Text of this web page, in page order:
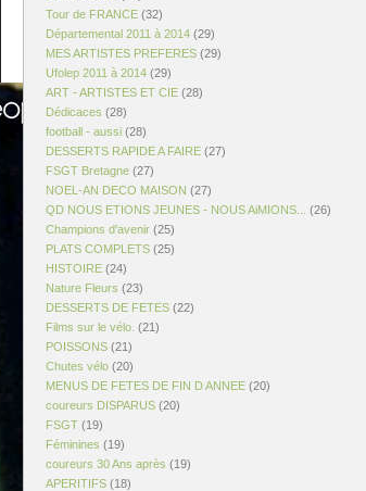
Tour de FRANCE (32)
Départemental 2011 à 2014 (29)
MES ARTISTES PREFERES (29)
Ufolep 2011 à 2014 (29)
ART - ARTISTES ET CIE (28)
Dédicaces (28)
football - aussi (28)
DESSERTS RAPIDE A FAIRE (27)
FSGT Bretagne (27)
NOEL-AN DECO MAISON (27)
QD NOUS ETIONS JEUNES - NOUS AiMIONS...
(26)
Champions d'avenir (25)
PLATS COMPLETS (25)
HISTOIRE (24)
Nature Fleurs (23)
DESSERTS DE FETES (22)
Films sur le vélo. (21)
POISSONS (21)
Chutes vélo (20)
MENUS DE FETES DE FIN D ANNEE (20)
coureurs DISPARUS (20)
FSGT (19)
Féminines (19)
coureurs 30 Ans après (19)
APERITIFS (18)